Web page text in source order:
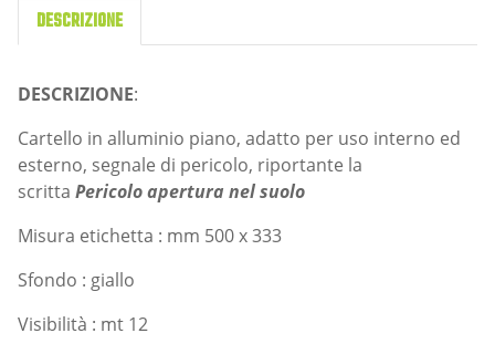
DESCRIZIONE
DESCRIZIONE:
Cartello in alluminio piano, adatto per uso interno ed
esterno, segnale di pericolo, riportante la
scritta Pericolo apertura nel suolo
Misura etichetta : mm 500 x 333
Sfondo : giallo
Visibilità : mt 12